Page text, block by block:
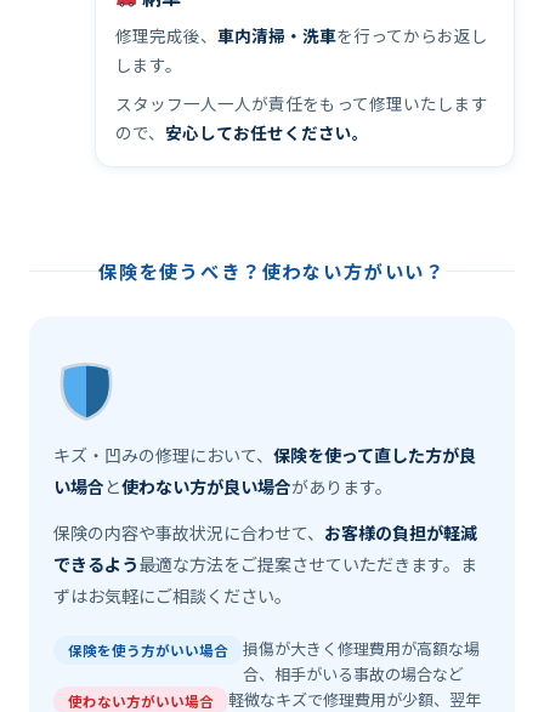
修理完成後、 車内清掃・洗車を行ってからお返し
します。
スタッフ一人一人が責任をもって修理いたします
ので、 安心してお任せください。
保険を使うべき？使わない方がいい？
キズ・凹みの修理において、 保険を使って直した方が良
い場合 と使わない方が良い場合があります。
保険の内容や事故状況に合わせて、 お客様の負担が軽減
できるよう最適な方法をご提案させていただきます。ま
ずはお気軽にご相談ください。
保険を使う方がいい場合
損傷が大きく修理費用が高額な場
合、相手がいる事故の場合など
使わない方がいい場合
軽微なキズで修理費用が少額、翌年